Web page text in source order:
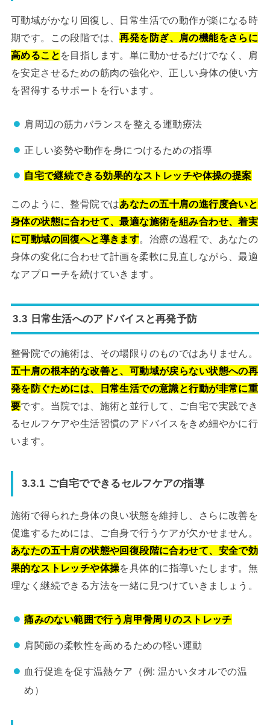
可動域がかなり回復し、日常生活での動作が楽になる時
期です。この段階では、再発を防ぎ、肩の機能をさらに
高めること を目指します。単に動かせるだけでなく、肩
を安定させるための筋肉の強化や、正しい身体の使い方
を習得するサポートを行います。
肩周辺の筋力バランスを整える運動療法
正しい姿勢や動作を身につけるための指導
自宅で継続できる効果的なストレッチや体操の提案
このように、整骨院ではあなたの五十肩の進行度合いと
身体の状態に合わせて、最適な施術を組み合わせ、着実
に可動域の回復へと導きます。治療の過程で、あなたの
身体の変化に合わせて計画を柔軟に見直しながら、最適
なアプローチを続けていきます。
3.3 日常生活へのアドバイスと再発予防
整骨院での施術は、その場限りのものではありません。
五十肩の根本的な改善と、可動域が戻らない状態への再
発を防ぐためには、日常生活での意識と行動が非常に重
要です。当院では、施術と並行して、ご自宅で実践でき
るセルフケアや生活習慣のアドバイスをきめ細やかに行
います。
3.3.1 ご自宅でできるセルフケアの指導
施術で得られた身体の良い状態を維持し、さらに改善を
促進するためには、ご自身で行うケアが欠かせません。
あなたの五十肩の状態や回復段階に合わせて、安全で効
果的なストレッチや体操を具体的に指導いたします。無
理なく継続できる方法を一緒に見つけていきましょう。
痛みのない範囲で行う肩甲骨周りのストレッチ
肩関節の柔軟性を高めるための軽い運動
血行促進を促す温熱ケア（例: 温かいタオルでの温
め）